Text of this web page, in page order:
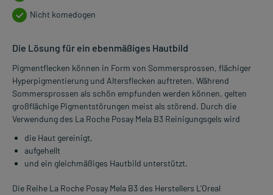
Nicht komedogen
Die Lösung für ein ebenmäßiges Hautbild
Pigmentflecken können in Form von Sommersprossen, flächiger
Hyperpigmentierung und Altersflecken auftreten. Während
Sommersprossen als schön empfunden werden können, gelten
großflächige Pigmentstörungen meist als störend. Durch die
Verwendung des La Roche Posay Mela B3 Reinigungsgels wird
die Haut gereinigt,
aufgehellt
und ein gleichmäßiges Hautbild unterstützt.
Die Reihe La Roche Posay Mela B3 des Herstellers L'Oreal